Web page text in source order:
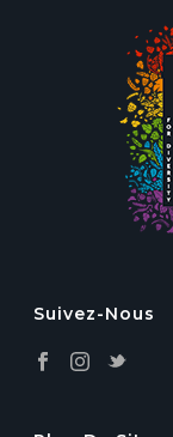
Suivez-Nous